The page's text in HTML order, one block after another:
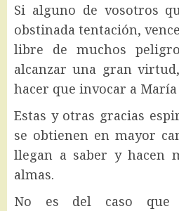
Si alguno de vosotros
obstinada tentación,
libre de muchos
alcanzar una gran
hacer que invocar a
Estas y otras gracias
se obtienen en mayor
llegan a saber y hacen
almas.
No es del caso que